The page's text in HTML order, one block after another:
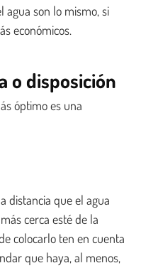
agua son lo mismo, si
económicos.
o disposición
óptimo es una
distancia que el agua
cerca esté de la
colocarlo ten en cuenta
que haya, al menos,